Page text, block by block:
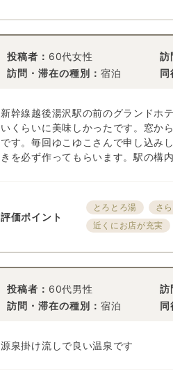
投稿者： 60代女性 訪
訪問・滞在の種別： 宿泊 同
新幹線越後湯沢駅の前のグランドホ
いくらいに美味しかったです。窓か
です。毎回ゆこゆこさんで申し込み
きを必ず作ってもらいます。駅の構
評価ポイント
とろとろ湯 さ
近くにお店が充実
投稿者： 60代男性 訪
訪問・滞在の種別： 宿泊 同
源泉掛け流しで良い温泉です